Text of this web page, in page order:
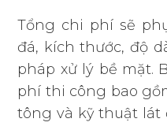
Tổng chi phí sẽ
đá, kích thước, độ
pháp xử lý bề mặt.
phí thi công bao
tông và kỹ thuật